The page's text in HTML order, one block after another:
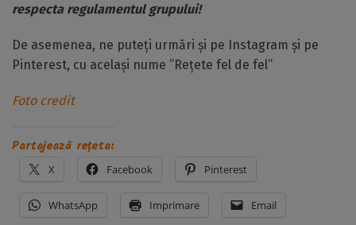
respecta regulamentul grupului!
De asemenea, ne puteți urmări și pe Instagram și pe
Pinterest, cu același nume ”Rețete fel de fel”
Foto credit
Partajează rețeta:
X Facebook Pinterest
WhatsApp Imprimare Email